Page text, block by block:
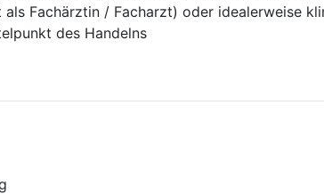
Fachärztin / Facharzt) oder idealerweise
des Handelns